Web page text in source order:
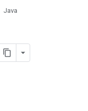
Java